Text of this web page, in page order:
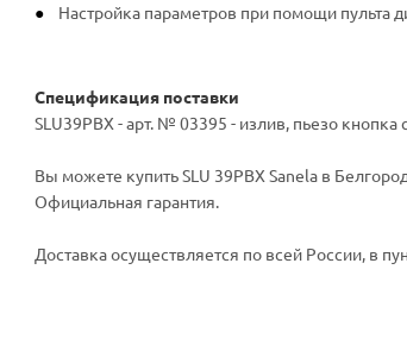
Настройка параметров при помощи пульта
Спецификация поставки
SLU39PBX - арт. № 03395 - излив, пьезо
Вы можете купить SLU 39PBX Sanela в
Официальная гарантия.
Доставка осуществляется по всей России, в